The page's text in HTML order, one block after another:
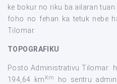
ke bokur no riku ba ailaran
foho no fehan ka tetuk nebe
Tilomar.
TOPOGRAFIKU
Posto Administrativu Tilomar
194,64 km Km
ho sentru